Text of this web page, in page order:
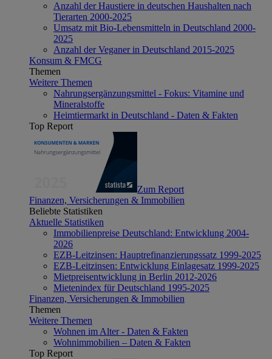
Anzahl der Haustiere in deutschen Haushalten nach
Tierarten 2000-2025
Umsatz mit Bio-Lebensmitteln in Deutschland 2000-
2025
Anzahl der Veganer in Deutschland 2015-2025
Konsum & FMCG
Themen
Weitere Themen
Nahrungsergänzungsmittel - Fokus: Vitamine und
Mineralstoffe
Heimtiermarkt in Deutschland - Daten & Fakten
Top Report
Zum Report
Finanzen, Versicherungen & Immobilien
Beliebte Statistiken
Aktuelle Statistiken
Immobilienpreise Deutschland: Entwicklung 2004-
2026
EZB-Leitzinsen: Hauptrefinanzierungssatz 1999-2025
EZB-Leitzinsen: Entwicklung Einlagesatz 1999-2025
Mietpreisentwicklung in Berlin 2012-2026
Mietenindex für Deutschland 1995-2025
Finanzen, Versicherungen & Immobilien
Themen
Weitere Themen
Wohnen im Alter - Daten & Fakten
Wohnimmobilien – Daten & Fakten
Top Report